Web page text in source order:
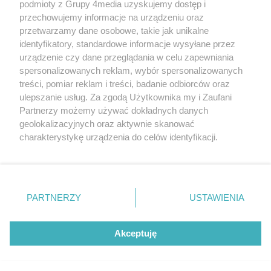
Redakcja Reklama Prywatność
Praca Łódź
the:protocol
Facebook.com
Youtube.com
podmioty z Grupy 4media uzyskujemy dostęp i
przechowujemy informacje na urządzeniu oraz
przetwarzamy dane osobowe, takie jak unikalne
identyfikatory, standardowe informacje wysyłane przez
urządzenie czy dane przeglądania w celu zapewniania
spersonalizowanych reklam, wybór spersonalizowanych
treści, pomiar reklam i treści, badanie odbiorców oraz
ulepszanie usług. Za zgodą Użytkownika my i Zaufani
Partnerzy możemy używać dokładnych danych
geolokalizacyjnych oraz aktywnie skanować
charakterystykę urządzenia do celów identyfikacji.
zmienić/wycofać klikając przycisk ustawień prywatności
znajdujący się w lewym dolnym rogu strony
. Niektóre
użytkownika, ale masz prawo sprzeciwić się takiemu
przetwarzaniu. Preferencje będą miały zastosowania tylko
PARTNERZY USTAWIENIA
Akceptuję